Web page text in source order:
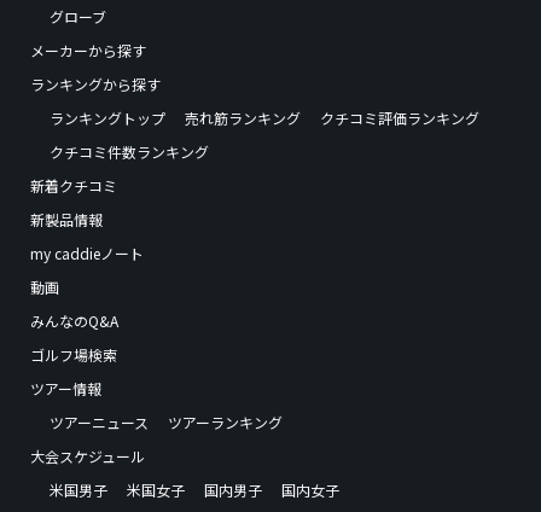
グローブ
メーカーから探す
ランキングから探す
ランキングトップ
売れ筋ランキング
クチコミ評価ランキング
クチコミ件数ランキング
新着クチコミ
新製品情報
my caddieノート
動画
みんなのQ&A
ゴルフ場検索
ツアー情報
ツアーニュース
ツアーランキング
大会スケジュール
米国男子
米国女子 国内男子
国内女子